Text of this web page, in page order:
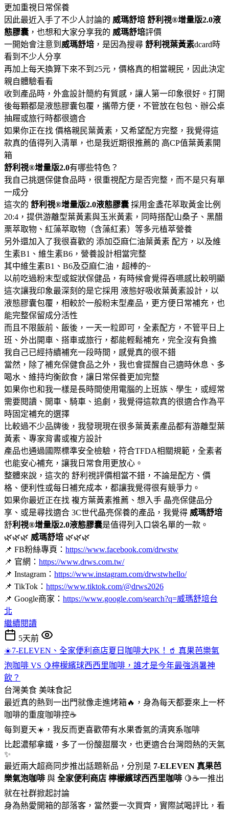
更加重視日常保養
因此最近入手了不少人討論的 威瑪舒培 舒利視®增量版2.0液
態膠囊 ，也想和大家分享我的 威瑪舒培評價
一開始會注意到 威瑪舒培 ，是因為搜尋 舒利視葉黃素dcard時
看到不少人分享
再加上每天換算下來不到25元，價格真的相當親民，因此決定
親自體驗看看
收到產品時，外盒設計簡約有質感，讓人第一印象很好。打開
後每顆都是液態膠囊包覆，攜帶方便，不管放在包包、辦公桌
抽屜或旅行時都很適合
如果你正在找 價格親民葉黃素，又希望配方完整，我覺得這
款真的值得列入清單，也是我近期很推薦的 高CP值葉黃素開
箱
舒利視®增量版2.0有哪些特色？
我自己挑選保健食品時，很重視配方是否完整，而不是只有單
一成分
這次的 舒利視®增量版2.0液態膠囊 採用金盞花萃取黃金比例
20:4，提供游離型葉黃素與玉米黃素，同時搭配山桑子、黑醋
栗萃取物、紅藻萃取物（含藻紅素）等多元植萃營養
另外還加入了我很喜歡的 添加亞麻仁油葉黃素 配方，以及維
生素B1、維生素B6，營養設計相當完整
其中維生素B1、B6及亞麻仁油，超棒的~
以前吃過粉末型或錠狀保健品，有時候會覺得吞嚥感比較明顯
這次讓我印象最深刻的是它採用 液態好吸收葉黃素設計，以
液態膠囊包覆，相較於一般粉末型產品，更方便日常補充，也
能完整保留成分活性
而且不限飯前、飯後，一天一粒即可，全素配方，不管平日上
班、外出開車、搭車或旅行，都能輕鬆補充，完全沒有負擔
我自己已經持續補充一段時間，感覺真的很不錯
當然，除了補充保健食品之外，我也會提醒自己適時休息、多
喝水、維持均衡飲食，讓日常保養更加完整
如果你也和我一樣是長時間使用電腦的上班族、學生，或經常
需要閱讀、開車、騎車、追劇，我覺得這款真的很適合作為平
時固定補充的選擇
比較過不少品牌後，我發現現在很多葉黃素產品都有游離型葉
黃素、專家背書或複方設計
產品也通過國際標準安全檢驗，符合TFDA相關規範，全素者
也能安心補充，讓我日常食用更放心。
整體來說，這次的 舒利視評價相當不錯，不論是配方、價
格、便利性或每日補充成本，都讓我覺得很有競爭力。
如果你最近正在找 複方葉黃素推薦、想入手 晶亮保健品分
享、或是尋找適合 3C世代晶亮保養的產品，我覺得 威瑪舒培
舒利視®增量版2.0液態膠囊是值得列入口袋名單的一款。
🌿🌿🌿 威瑪舒培 🌿🌿🌿
📌 FB粉絲專頁： https://www.facebook.com/drwstw
📌 官網： https://www.drws.com.tw/
📌 Instagram： https://www.instagram.com/drwstwhello/
📌 TikTok： https://www.tiktok.com/@drws2026
📌 Google商家： https://www.google.com/search?q=威瑪舒培台
北
繼續閱讀
5天前
☀️7-ELEVEN、全家便利商店夏日咖啡大PK！🥤 真果芭樂氣
泡咖啡 VS 🍋檸檬繽球西西里咖啡，誰才是今年最強消暑神
飲？
台灣美食 美味食記
最近真的熱到一出門就像走進烤箱🔥，身為每天都要來上一杯
咖啡的重度咖啡控☕
每到夏天☀️，我反而更喜歡帶有水果香氣的清爽系咖啡
比起濃郁拿鐵，多了一份酸甜層次，也更適合台灣悶熱的天氣
✨
最近兩大超商同步推出話題新品，分別是 7-ELEVEN 真果芭
樂氣泡咖啡 與 全家便利商店 檸檬繽球西西里咖啡 🍋☕一推出
就在社群掀起討論
身為熱愛開箱的部落客，當然要一次買齊，實際試喝評比，看